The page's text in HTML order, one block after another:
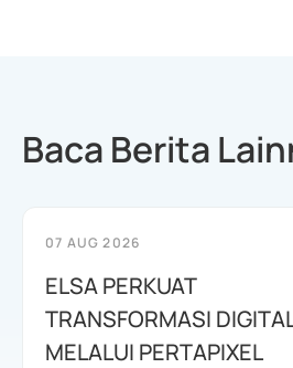
Baca Berita
07 AUG 2026
ELSA PERKUAT
TRANSFORMASI
MELALUI PERTAPIXEL